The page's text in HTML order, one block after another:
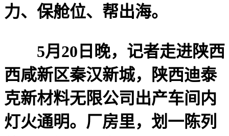
力、保舱位、帮出海。
5月20日晚，记者走进陕西
西咸新区秦汉新城，陕西迪泰
克新材料无限公司出产车间内
灯火通明。厂房里，划一陈列